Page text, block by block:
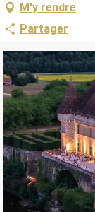
M'y rendre
Partager